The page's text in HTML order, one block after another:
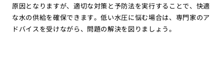
原因となりますが、適切な対策と予防法を実行することで、快適
な水の供給を確保できます。低い水圧に悩む場合は、専門家のア
ドバイスを受けながら、問題の解決を図りましょう。